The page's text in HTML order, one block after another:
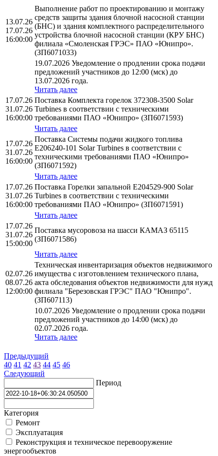
13.07.26
17.07.26
16:00:00
Выполнение работ по проектированию и монтажу
средств защиты здания блочной насосной станции
(БНС) и здания комплектного распределительного
устройства блочной насосной станции (КРУ БНС)
филиала «Смоленская ГРЭС» ПАО «Юнипро».
(ЗП6071033)
19.07.2026 Уведомление о продлении срока подачи
предложений участников до 12:00 (мск) до
13.07.2026 года.
Читать далее
17.07.26
31.07.26
16:00:00
Поставка Комплекта горелок 372308-3500 Solar
Turbines в соответствии с техническими
требованиями ПАО «Юнипро» (ЗП6071593)
Читать далее
17.07.26
31.07.26
16:00:00
Поставка Системы подачи жидкого топлива
E206240-101 Solar Turbines в соответствии с
техническими требованиями ПАО «Юнипро»
(ЗП6071592)
Читать далее
17.07.26
31.07.26
16:00:00
Поставка Горелки запальной E204529-900 Solar
Turbines в соответствии с техническими
требованиями ПАО «Юнипро» (ЗП6071591)
Читать далее
17.07.26
31.07.26
15:00:00
Поставка мусоровоза на шасси КАМАЗ 65115
(ЗП6071586)
Читать далее
02.07.26
08.07.26
12:00:00
Техническая инвентаризация объектов недвижимого
имущества с изготовлением технического плана,
акта обследования объектов недвижимости для нужд
филиала "Березовская ГРЭС" ПАО "Юнипро".
(ЗП607113)
10.07.2026 Уведомление о продлении срока подачи
предложений участников до 14:00 (мск) до
02.07.2026 года.
Читать далее
Предыдущий
40 41 42 43 44 45 46
Следующий
Период
Категория
Ремонт
Эксплуатация
Реконструкция и техническое перевооружение
энергообъектов